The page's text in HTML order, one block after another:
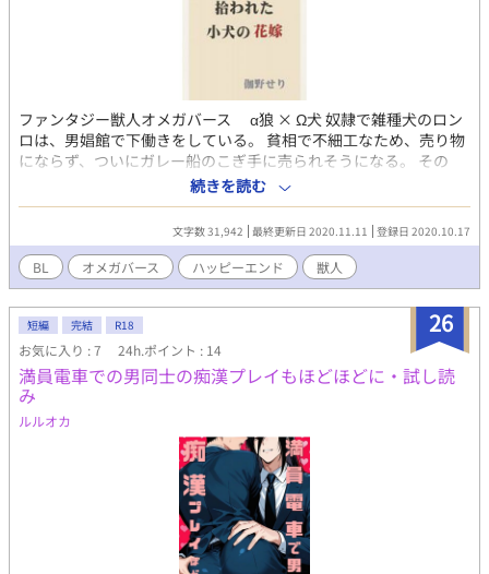
ファンタジー獣人オメガバース α狼 × Ω犬 奴隷で雑種犬のロン
ロは、男娼館で下働きをしている。 貧相で不細工なため、売り物
にならず、ついにガレー船のこぎ手に売られそうになる。 その
頃、狼国の白金王、グラングは自分の妃となる『運命の番』を探
していた。 白金王の発情はすさまじく、周囲のΩ狼やΩ犬は、欲
情にあてられると悶え苦しみ、やがては死に至るほどだった。 そ
んな中で、犬族の街に、狼族の花嫁捜しの一軍がやってくる。
「見つけたぞ」 運命の番だと言われたのは、ロンロだった。 しか
し、奴隷で雑種犬の妃に、狼族の人々が喜ぶはずはなかった。
「殺して、新たな番を見つけに行きましょう」 臣下らは、冷たく
王に進言した――。 ※この作品は自サイトとfujossyさん、ムーン
ライトノベルズさんにも載せています。 ※fujossyさんの【獣人×
オメガバース短編小説コンテスト】で優秀賞を頂いたものに少し
加筆と修正をしています。 R18部分には*をつけてあります。 妊娠
出産あります。
続きを読む
文字数 31,942 最終更新日 2020.11.11 登録日 2020.10.17
BL オメガバース ハッピーエンド 獣人
26
短編 完結 R18
お気に入り : 7 24h.ポイント : 14
満員電車での男同士の痴漢プレイもほどほどに・試し読
み
ルルオカ